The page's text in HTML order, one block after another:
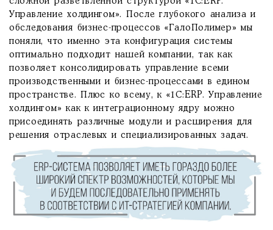
Управление холдингом». После глубокого анализа и
обследования бизнес-процессов «ГалоПолимер» мы
поняли, что именно эта конфигурация системы
оптимально подходит нашей компании, так как
позволяет консолидировать управление всеми
производственными и бизнес-процессами в едином
пространстве. Плюс ко всему, к «1С:ERP. Управление
холдингом» как к интеграционному ядру можно
присоединять различные модули и расширения для
решения отраслевых и специализированных задач.